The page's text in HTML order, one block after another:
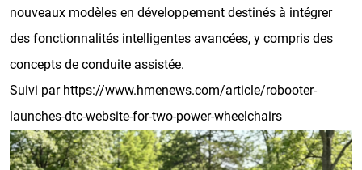
nouveaux modèles en développement destinés à intégrer
des fonctionnalités intelligentes avancées, y compris des
concepts de conduite assistée.
Suivi par https://www.hmenews.com/article/robooter-
launches-dtc-website-for-two-power-wheelchairs